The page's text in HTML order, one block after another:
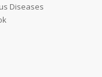
Diseases